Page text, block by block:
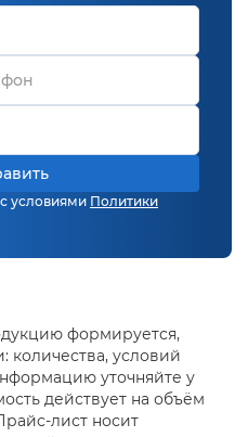
условиями Политики
формируется,
количества, условий
уточняйте у
действует на объём
лист носит